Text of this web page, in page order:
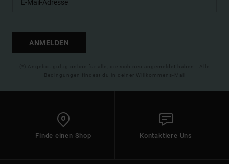
ANMELDEN
(*) Angebot gültig online für alle, die sich neu angemeldet haben - Alle
Bedingungen findest du in deiner Willkommens-Mail
Finde einen Shop Kontaktiere Uns